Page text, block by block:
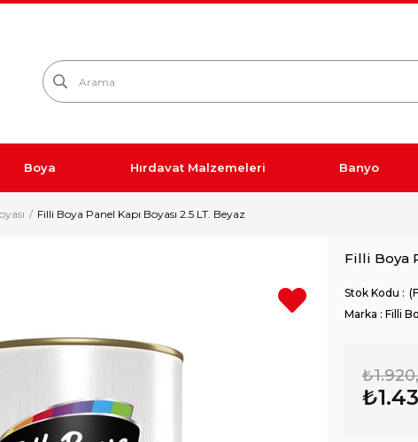
Boya Hırdavat Malzemeleri Banyo
Filli Boya Panel Kapı Boyası 2.5 LT. Beyaz
Filli Boya
Marka : Filli